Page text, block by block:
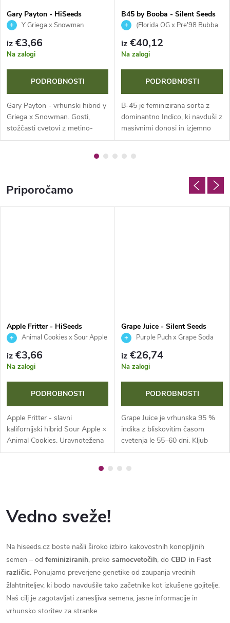
Gary Payton - HiSeeds
Y Griega x Snowman
iz €3,66
Na zalogi
PODROBNOSTI
Gary Payton - vrhunski hibrid y
Griega x Snowman. Gosti,
stožčasti cvetovi z metino-
zelenimi in vijoličnimi odtenki,
plinsko, začimbno in sadno...
B45 by Booba - Silent Seeds
(Florida OG x Pre'98 Bubba
Kush) x Orange Punch #66
iz €40,12
Na zalogi
PODROBNOSTI
B-45 je feminizirana sorta z
dominantno Indico, ki navduši z
masivnimi donosi in izjemno
visoko vsebnostjo THC (30-32
strukture in odpornosti je...
Priporočamo
Apple Fritter - HiSeeds
Animal Cookies x Sour Apple
iz €3,66
Na zalogi
PODROBNOSTI
Apple Fritter - slavni
kalifornijski hibrid Sour Apple ×
Animal Cookies. Uravnotežena
genetika z visokim pridelkom in
Grape Juice - Silent Seeds
Purple Puch x Grape Soda
iz €26,74
Na zalogi
PODROBNOSTI
Grape Juice je vrhunska 95 %
indika z bliskovitim časom
cvetenja le 55–60 dni. Kljub
kompaktni rasti ponuja XXL
Vedno sveže!
Na hiseeds.cz boste našli široko izbiro kakovostnih konopljinih
semen – od feminiziranih, preko samocvetočih, do CBD in Fast
različic. Ponujamo preverjene genetike od zaupanja vrednih
žlahtniteljev, ki bodo navdušile tako začetnike kot izkušene gojitelje.
Naš cilj je zagotavljati zanesljiva semena, jasne informacije in
vrhunsko storitev za stranke.